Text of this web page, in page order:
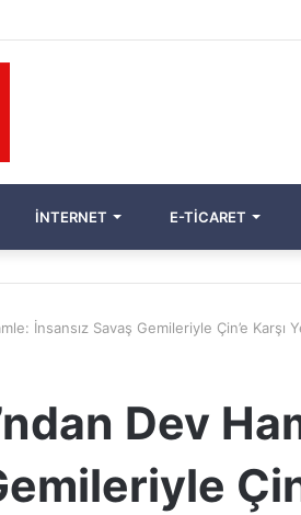
İNTERNET E-TICARET
İnsansız Savaş Gemileriyle Çin’e Karşı
Dev